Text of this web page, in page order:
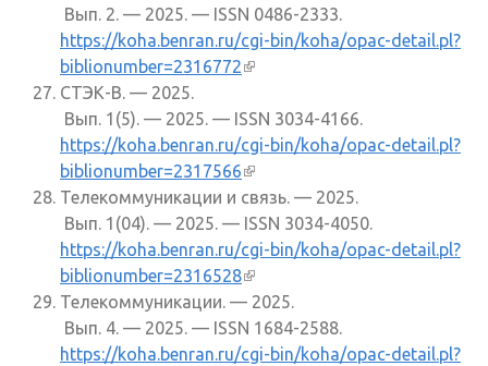
Вып. 2. — 2025. — ISSN 0486-2333.
https://koha.benran.ru/cgi-bin/koha/opac-detail.pl?
biblionumber=2316772(внешняя ссылка)
СТЭК-В. — 2025.
Вып. 1(5). — 2025. — ISSN 3034-4166.
https://koha.benran.ru/cgi-bin/koha/opac-detail.pl?
biblionumber=2317566(внешняя ссылка)
Телекоммуникации и связь. — 2025.
Вып. 1(04). — 2025. — ISSN 3034-4050.
https://koha.benran.ru/cgi-bin/koha/opac-detail.pl?
biblionumber=2316528(внешняя ссылка)
Телекоммуникации. — 2025.
Вып. 4. — 2025. — ISSN 1684-2588.
https://koha.benran.ru/cgi-bin/koha/opac-detail.pl?